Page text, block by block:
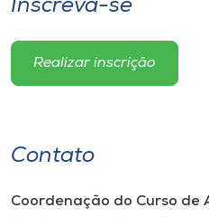
Inscreva-se
Realizar inscrição
Contato
Coordenação do Curso de